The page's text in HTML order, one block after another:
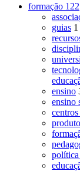
formação 122
guias 1
ensino
ensino
política